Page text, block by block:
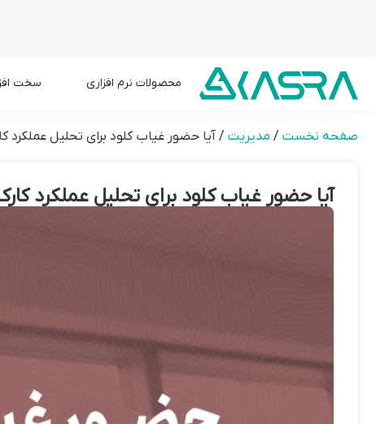
محصولات نرم افزاری سخت
صفحه نخست / مدیریت / آیا حضور غیاب کلود برای تحلیل
آیا حضور غیاب کلود برای تحلیل عملکرد